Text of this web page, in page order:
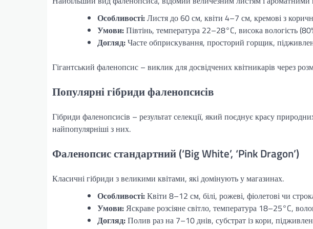
Особливості:Листя до 60 см, квіти 4–7 см, кремові з
Умови:Півтінь, температура 22–28°C, висока вологість
Догляд:Часте обприскування, просторий горщик,
Гігантський фаленопсис – виклик для досвідчених квітникарів через
Популярні гібриди фаленопсисів
Гібриди фаленопсисів – результат селекції, який поєднує красу
найпопулярніші з них.
Фаленопсис стандартний (‘Big White’, ‘Pink Dragon’)
Класичні гібриди з великими квітами, які домінують у магазинах.
Особливості:Квіти 8–12 см, білі, рожеві, фіолетові чи
Умови:Яскраве розсіяне світло, температура 18–25°C,
Догляд:Полив раз на 7–10 днів, субстрат із кори,